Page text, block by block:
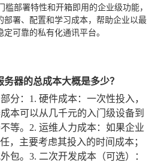
槛部署特性和开箱即用的企业级功能，
部署、配置和学习成本，帮助企业以最
可靠的私有化通讯平台。
器的总成本大概是多少？
分：1. 硬件成本：一次性投入，
本可以从几千元的入门级设备到
等。2. 运维人力成本：如果企业
，主要考虑其投入的时间成本；
包。3. 二次开发成本（可选）
：